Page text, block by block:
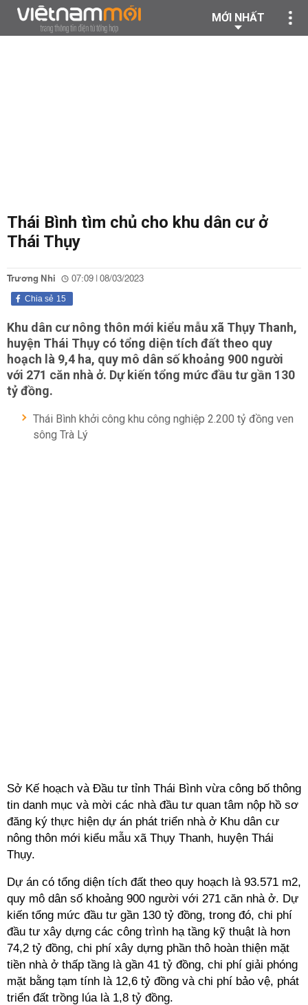
MỚI NHẤT
Thái Bình tìm chủ cho khu dân cư ở
Thái Thụy
Trương Nhi 07:09 | 08/03/2023
15
Chia sẻ
Khu dân cư nông thôn mới kiểu mẫu xã Thụy Thanh,
huyện Thái Thụy có tổng diện tích đất theo quy
hoạch là 9,4 ha, quy mô dân số khoảng 900 người
với 271 căn nhà ở. Dự kiến tổng mức đầu tư gần 130
tỷ đồng.
Thái Bình khởi công khu công nghiệp 2.200 tỷ đồng ven
sông Trà Lý
Sở Kế hoạch và Đầu tư tỉnh Thái Bình vừa công bố thông
tin danh mục và mời các nhà đầu tư quan tâm nộp hồ sơ
đăng ký thực hiện dự án phát triển nhà ở Khu dân cư
nông thôn mới kiểu mẫu xã Thụy Thanh, huyện Thái
Thụy.
Dự án có tổng diện tích đất theo quy hoạch là 93.571 m2,
quy mô dân số khoảng 900 người với 271 căn nhà ở. Dự
kiến tổng mức đầu tư gần 130 tỷ đồng, trong đó, chi phí
đầu tư xây dựng các công trình hạ tầng kỹ thuật là hơn
74,2 tỷ đồng, chi phí xây dựng phần thô hoàn thiện mặt
tiền nhà ở thấp tầng là gần 41 tỷ đồng, chi phí giải phóng
mặt bằng tạm tính là 12,6 tỷ đồng và chi phí bảo vệ, phát
triển đất trồng lúa là 1,8 tỷ đồng.